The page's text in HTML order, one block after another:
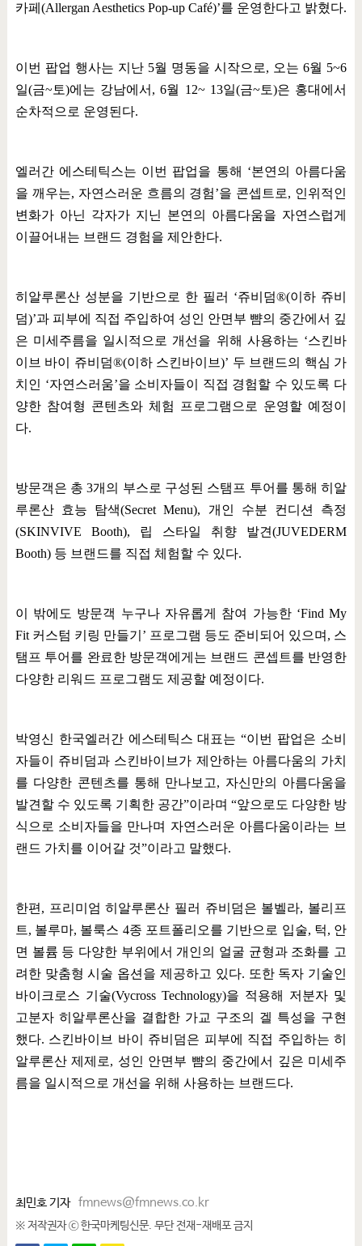
카페 (Allergan Aesthetics Pop-up Café)’를 운영한다고 밝혔다.
이번 팝업 행사는 지난 5월 명동을 시작으로, 오는6월 5~6
일(금~토)에는 강남에서 , 6월 12~ 13일(금~토)은 홍대에서
순차적으로 운영된다.
엘러간 에스테틱스는 이번 팝업을 통해 ‘본연의 아름다움
을 깨우는, 자연스러운 흐름의 경험’을 콘셉트로, 인위적인
변화가 아닌 각자가 지닌 본연의 아름다움을 자연스럽게
이끌어내는 브랜드 경험을 제안한다.
히알루론산 성분을 기반으로 한 필러 ‘쥬비덤®(이하 쥬비
덤)’과 피부에 직접 주입하여 성인 안면부 뺨의 중간에서 깊
은 미세주름을 일시적으로 개선을 위해 사용하는 ‘스킨바
이브 바이 쥬비덤®(이하 스킨바이브)’ 두 브랜드의 핵심 가
치인 ‘자연스러움’을 소비자들이 직접 경험할 수 있도록 다
양한 참여형 콘텐츠와 체험 프로그램으로 운영할 예정이
다.
방문객은 총3개의 부스로 구성된 스탬프 투어를 통해 히알
루론산 효능 탐색(Secret Menu), 개인 수분 컨디션 측정
(SKINVIVE Booth), 립 스타일 취향 발견(JUVEDERM
Booth) 등 브랜드를 직접 체험할 수 있다.
이 밖에도 방문객 누구나 자유롭게 참여 가능한 ‘Find My
Fit 커스텀 키링 만들기 ’ 프로그램 등도 준비되어 있으며 , 스
탬프 투어를 완료한 방문객에게는 브랜드 콘셉트를 반영한
다양한 리워드 프로그램도 제공할 예정이다.
박영신 한국엘러간 에스테틱스 대표는“이번 팝업은 소비
자들이 쥬비덤과 스킨바이브가 제안하는 아름다움의 가치
를 다양한 콘텐츠를 통해 만나보고, 자신만의 아름다움을
발견할 수 있도록 기획한 공간”이라며“앞으로도 다양한 방
식으로 소비자들을 만나며 자연스러운 아름다움이라는 브
랜드 가치를 이어갈 것”이라고 말했다.
한편 , 프리미엄 히알루론산 필러 쥬비덤은 볼벨라, 볼리프
트, 볼루마, 볼룩스 4종 포트폴리오를 기반으로 입술, 턱, 안
면 볼륨 등 다양한 부위에서 개인의 얼굴 균형과 조화를 고
려한 맞춤형 시술 옵션을 제공하고 있다. 또한 독자 기술인
바이크로스 기술(Vycross Technology)을 적용해 저분자 및
고분자 히알루론산을 결합한 가교 구조의 겔 특성을 구현
했다. 스킨바이브 바이 쥬비덤은 피부에 직접 주입하는 히
알루론산 제제로, 성인 안면부 뺨의 중간에서 깊은 미세주
름을 일시적으로 개선을 위해 사용하는 브랜드다.
최민호 기자 fmnews@fmnews.co.kr
※ 저작권자 ⓒ 한국마케팅신문. 무단 전재-재배포 금지